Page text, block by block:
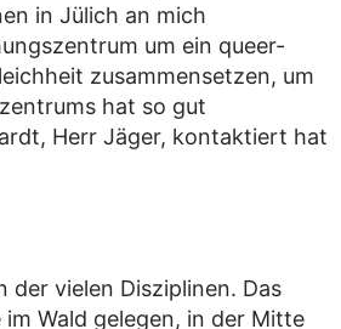
in Jülich an mich
um ein queer-
zusammensetzen, um
hat so gut
Herr Jäger, kontaktiert hat
der vielen Disziplinen. Das
Wald gelegen, in der Mitte